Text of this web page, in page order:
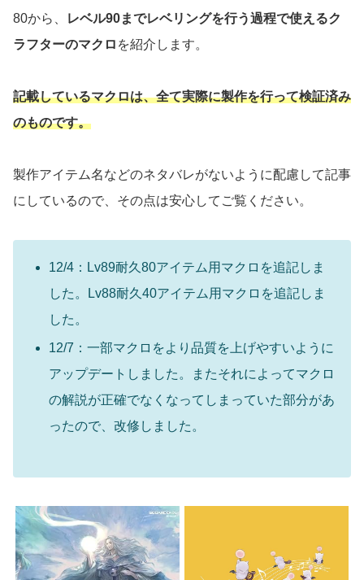
80から、
レベル90までレベリングを行う過程で使えるク
ラフターのマクロ を紹介します。
記載しているマクロは、全て実際に製作を行って検証済み
のものです。
製作アイテム名などのネタバレがないように配慮して記事
にしているので、その点は安心してご覧ください。
12/4：Lv89耐久80アイテム用マクロを追記しま
した。Lv88耐久40アイテム用マクロを追記しま
した。
12/7：一部マクロをより品質を上げやすいように
アップデートしました。またそれによってマクロ
の解説が正確でなくなってしまっていた部分があ
ったので、改修しました。